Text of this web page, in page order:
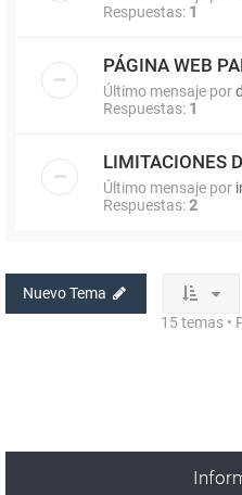
Respuestas: 1
PÁGINA WEB
Último mensaje por
Respuestas: 1
LIMITACIONES
Último mensaje por
Respuestas:2
Nuevo Tema
15 temas •